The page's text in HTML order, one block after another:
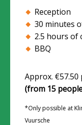
Reception
30 minutes
2.5 hours of
BBQ
Approx.
(from 15
*Only possible at
Vuursche